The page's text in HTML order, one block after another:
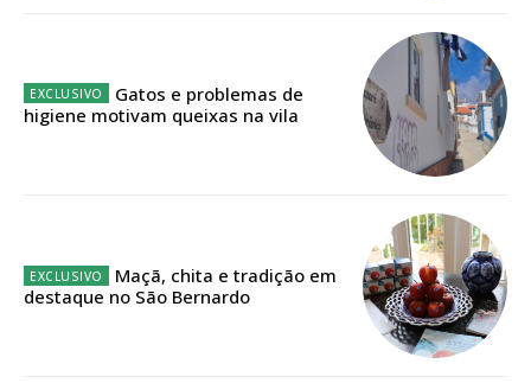
12 meses
Gatos e problemas de
higiene motivam queixas na vila
Maçã, chita e tradição em
destaque no São Bernardo